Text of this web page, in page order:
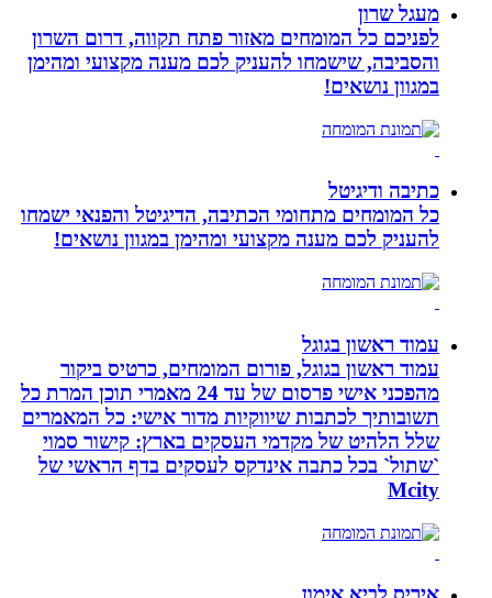
מעגל שרון
לפניכם כל המומחים מאזור פתח תקווה, דרום השרון
והסביבה, שישמחו להעניק לכם מענה מקצועי ומהימן
במגוון נושאים!
כתיבה ודיגיטל
כל המומחים מתחומי הכתיבה, הדיגיטל והפנאי ישמחו
להעניק לכם מענה מקצועי ומהימן במגוון נושאים!
עמוד ראשון בגוגל
עמוד ראשון בגוגל, פורום המומחים, כרטיס ביקור
מהפכני אישי פרסום של עד 24 מאמרי תוכן המרת כל
תשובותיך לכתבות שיווקיות מדור אישי: כל המאמרים
שלל הלהיט של מקדמי העסקים בארץ: קישור סמוי
`שתול` בכל כתבה אינדקס לעסקים בדף הראשי של
Mcity